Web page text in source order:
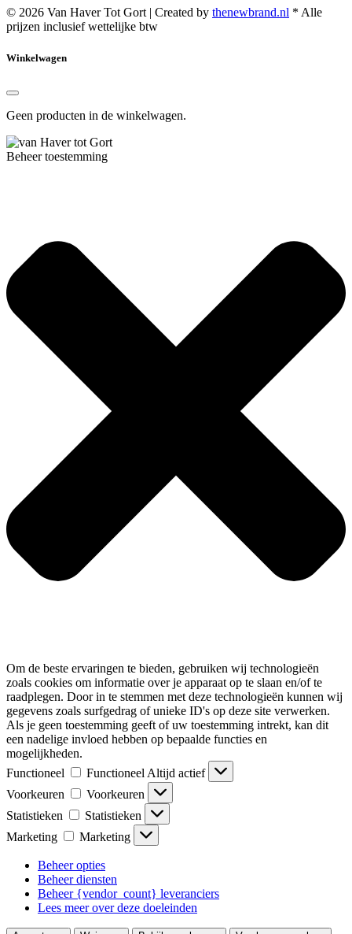
© 2026 Van Haver Tot Gort | Created by thenewbrand.nl * Alle
prijzen inclusief wettelijke btw
Winkelwagen
Geen producten in de winkelwagen.
Beheer toestemming
Om de beste ervaringen te bieden, gebruiken wij technologieën
zoals cookies om informatie over je apparaat op te slaan en/of te
raadplegen. Door in te stemmen met deze technologieën kunnen wij
gegevens zoals surfgedrag of unieke ID's op deze site verwerken.
Als je geen toestemming geeft of uw toestemming intrekt, kan dit
een nadelige invloed hebben op bepaalde functies en
mogelijkheden.
Functioneel
Functioneel Altijd actief
Voorkeuren
Voorkeuren
Statistieken
Statistieken
Marketing
Marketing
Beheer opties
Beheer diensten
Beheer {vendor_count} leveranciers
Lees meer over deze doeleinden